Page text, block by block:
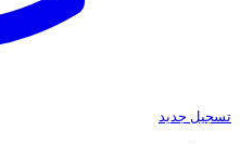
تسجيل جديد